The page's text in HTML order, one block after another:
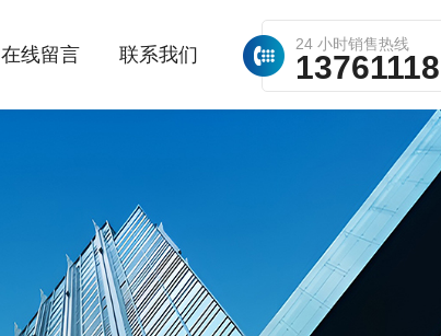
24 小时销售热线
在线留言 联系我们